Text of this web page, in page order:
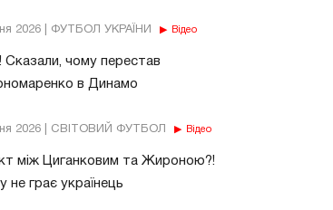
2026 | ФУТБОЛ УКРАЇНИ Відео
чому перестав
в Динамо
2026 | СВІТОВИЙ ФУТБОЛ Відео
між Циганковим та Жироною?!
не грає українець